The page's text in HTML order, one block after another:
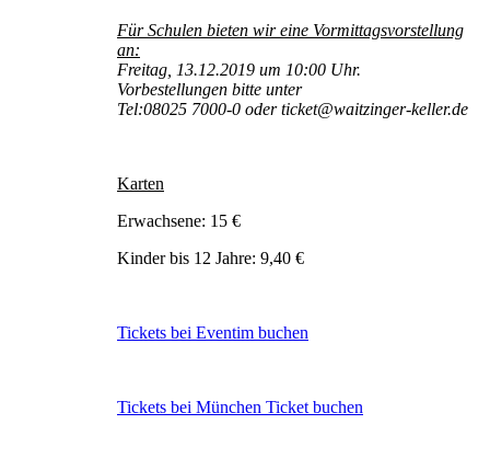
Für Schulen bieten wir eine Vormittagsvorstellung
an:
Freitag, 13.12.2019 um 10:00 Uhr.
Vorbestellungen bitte unter
Tel:08025 7000-0 oder ticket@waitzinger-keller.de
Karten
Erwachsene: 15 €
Kinder bis 12 Jahre: 9,40 €
Tickets bei Eventim buchen
Tickets bei München Ticket buchen